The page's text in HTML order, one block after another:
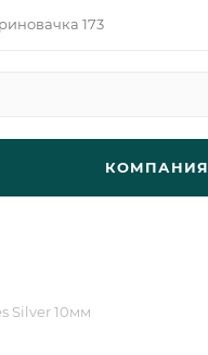
173
КОМПАНИЯ
Silver 10мм